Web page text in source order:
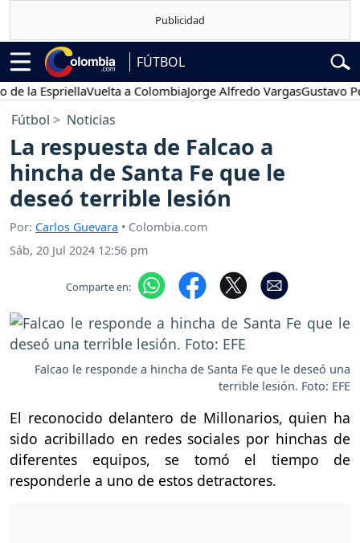
FÚTBOL
EspriellaVuelta a ColombiaJorge Alfredo VargasGustavo Petro
Fútbol Noticias
La respuesta de Falcao a
hincha de Santa Fe que le
deseó terrible lesión
Por: Carlos Guevara • Colombia.com
Sáb, 20 Jul 2024 12:56 pm
Comparte en:
Falcao le responde a hincha de Santa Fe que le deseó una
terrible lesión. Foto: EFE
El reconocido delantero de Millonarios, quien ha
sido acribillado en redes sociales por hinchas de
diferentes equipos, se tomó el tiempo de
responderle a uno de estos detractores.